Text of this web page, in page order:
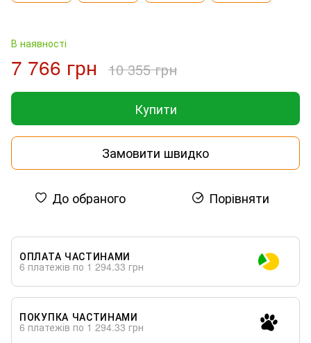
В наявності
7 766 грн 10 355 грн
Купити
Замовити швидко
До обраного Порівняти
ОПЛАТА ЧАСТИНАМИ
6 платежів по 1 294.33 грн
ПОКУПКА ЧАСТИНАМИ
6 платежів по 1 294.33 грн